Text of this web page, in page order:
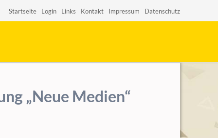
Startseite Login Links Kontakt Impressum Datenschutz
„Neue Medien“